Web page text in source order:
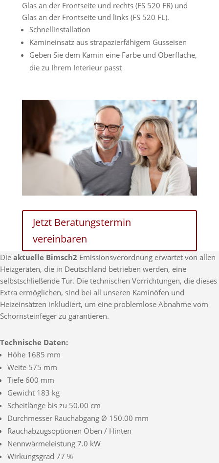
Glas an der Frontseite und rechts (FS 520 FR) und
Glas an der Frontseite und links (FS 520 FL).
Schnellinstallation
Kamineinsatz aus strapazierfähigem Gusseisen
Geben Sie dem Kamin eine Farbe und Oberfläche,
die zu Ihrem Interieur passt
Jetzt Beratungstermin
vereinbaren
Die aktuelle Bimsch2 Emissionsverordnung erwartet von allen
Heizgeräten, die in Deutschland betrieben werden, eine
selbstschließende Tür. Die technischen Vorrichtungen, die dieses
Extra ermöglichen, sind bei all unseren Kaminöfen und
Heizeinsätzen inkludiert, um eine problemlose Abnahme vom
Schornsteinfeger zu garantieren.
Technische Daten:
Höhe 1685 mm
Weite 575 mm
Tiefe 600 mm
Gewicht 183 kg
Scheitlänge bis zu 50.00 cm
Durchmesser Rauchabgang Ø 150.00 mm
Rauchabzugsoptionen Oben / Hinten
Nennwärmeleistung 7.0 kW
Wirkungsgrad 77 %